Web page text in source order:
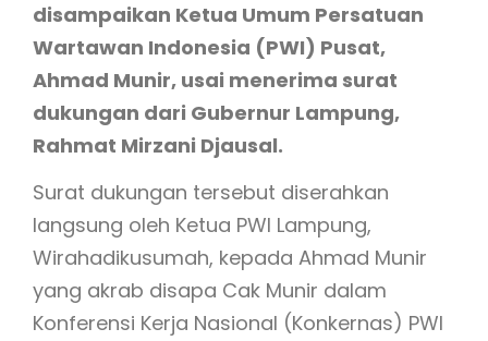
disampaikan Ketua Umum Persatuan
Wartawan Indonesia (PWI) Pusat,
Ahmad Munir, usai menerima surat
dukungan dari Gubernur Lampung,
Rahmat Mirzani Djausal.
Surat dukungan tersebut diserahkan
langsung oleh Ketua PWI Lampung,
Wirahadikusumah, kepada Ahmad Munir
yang akrab disapa Cak Munir dalam
Konferensi Kerja Nasional (Konkernas) PWI